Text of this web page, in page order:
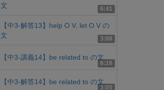
6:41
文
3:08
【中3-解答13】help O V, let O V の
文
6:16
【中3-講義14】be related to の文
3:05
【中3-解答14】be related to の文